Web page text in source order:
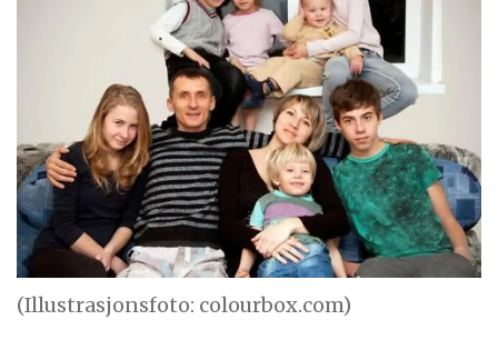
(Illustrasjonsfoto: colourbox.com)